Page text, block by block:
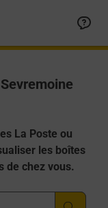
La Poste ou
les boîtes
de chez vous.